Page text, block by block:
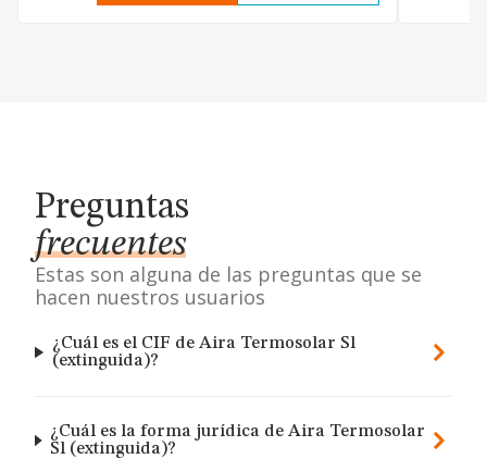
Preguntas
frecuentes
Estas son alguna de las preguntas que se
hacen nuestros usuarios
¿Cuál es el CIF de Aira Termosolar Sl
(extinguida)?
¿Cuál es la forma jurídica de Aira Termosolar
Sl (extinguida)?